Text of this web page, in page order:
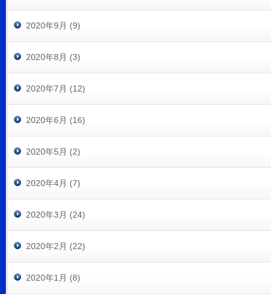
2020年9月 (9)
2020年8月 (3)
2020年7月 (12)
2020年6月 (16)
2020年5月 (2)
2020年4月 (7)
2020年3月 (24)
2020年2月 (22)
2020年1月 (8)